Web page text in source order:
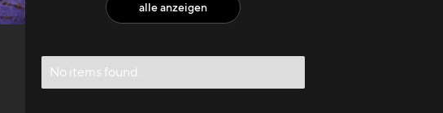
alle anzeigen
No items found.